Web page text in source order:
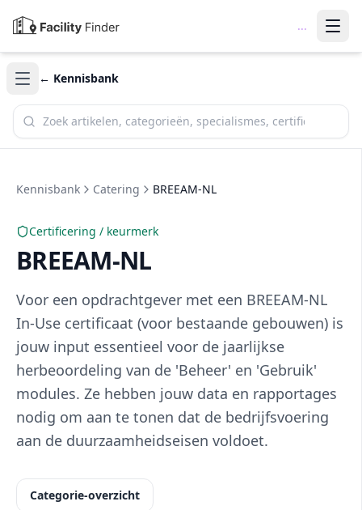
...
← Kennisbank
Zoek in de kennisbank
Kennisbank Catering BREEAM-NL
Certificering / keurmerk
BREEAM-NL
Voor een opdrachtgever met een BREEAM-NL
In-Use certificaat (voor bestaande gebouwen) is
jouw input essentieel voor de jaarlijkse
herbeoordeling van de 'Beheer' en 'Gebruik'
modules. Ze hebben jouw data en rapportages
nodig om aan te tonen dat de bedrijfsvoering
aan de duurzaamheidseisen voldoet.
Categorie-overzicht